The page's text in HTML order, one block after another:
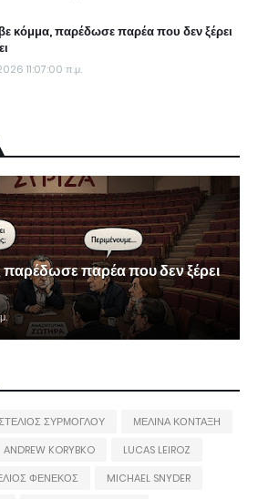
κόμμα, παρέδωσε παρέα που δεν ξέρει
11:07:00 π.μ.
παρέα που δεν ξέρει
ΣΥΡΜΟΓΛΟΥ
ΜΕΛΙΝΑ ΚΟΝΤΑΞΗ
ANDREW KORYBKO
LUCAS LEIROZ
ΦΕΝΕΚΟΣ
MICHAEL SNYDER